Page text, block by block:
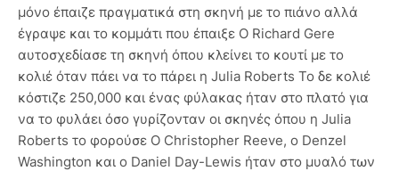
μόνο έπαιζε πραγματικά στη σκηνή με το πιάνο αλλά
έγραψε και το κομμάτι που έπαιξε Ο Richard Gere
αυτοσχεδίασε τη σκηνή όπου κλείνει το κουτί με το
κολιέ όταν πάει να το πάρει η Julia Roberts Το δε κολιέ
κόστιζε 250,000 και ένας φύλακας ήταν στο πλατό για
να το φυλάει όσο γυρίζονταν οι σκηνές όπου η Julia
Roberts το φορούσε Ο Christopher Reeve, ο Denzel
Washington και ο Daniel Day-Lewis ήταν στο μυαλό των